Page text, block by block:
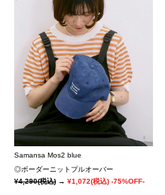
Samansa Mos2 blue
◎ボーダーニットプルオーバー
¥4,290(税込) → ¥1,072(税込) -75%OFF-